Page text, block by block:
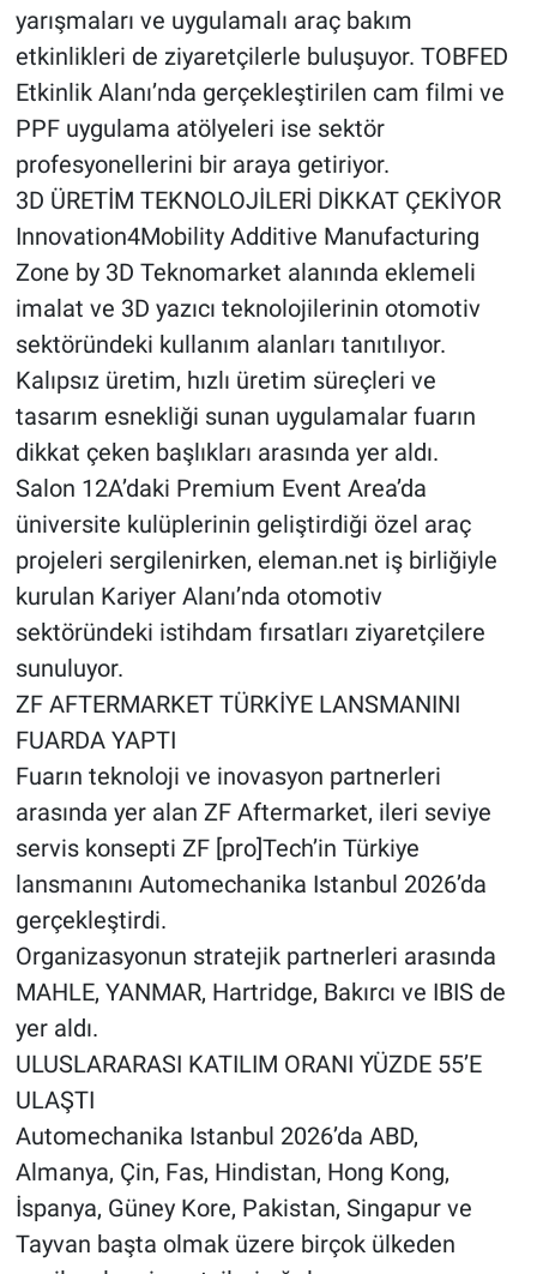
yarışmaları ve uygulamalı araç bakım
etkinlikleri de ziyaretçilerle buluşuyor. TOBFED
Etkinlik Alanı’nda gerçekleştirilen cam filmi ve
PPF uygulama atölyeleri ise sektör
profesyonellerini bir araya getiriyor.
3D ÜRETİM TEKNOLOJİLERİ DİKKAT ÇEKİYOR
Innovation4Mobility Additive Manufacturing
Zone by 3D Teknomarket alanında eklemeli
imalat ve 3D yazıcı teknolojilerinin otomotiv
sektöründeki kullanım alanları tanıtılıyor.
Kalıpsız üretim, hızlı üretim süreçleri ve
tasarım esnekliği sunan uygulamalar fuarın
dikkat çeken başlıkları arasında yer aldı.
Salon 12A’daki Premium Event Area’da
üniversite kulüplerinin geliştirdiği özel araç
projeleri sergilenirken, eleman.net iş birliğiyle
kurulan Kariyer Alanı’nda otomotiv
sektöründeki istihdam fırsatları ziyaretçilere
sunuluyor.
ZF AFTERMARKET TÜRKİYE LANSMANINI
FUARDA YAPTI
Fuarın teknoloji ve inovasyon partnerleri
arasında yer alan ZF Aftermarket, ileri seviye
servis konsepti ZF [pro]Tech’in Türkiye
lansmanını Automechanika Istanbul 2026’da
gerçekleştirdi.
Organizasyonun stratejik partnerleri arasında
MAHLE, YANMAR, Hartridge, Bakırcı ve IBIS de
yer aldı.
ULUSLARARASI KATILIM ORANI YÜZDE 55’E
ULAŞTI
Automechanika Istanbul 2026’da ABD,
Almanya, Çin, Fas, Hindistan, Hong Kong,
İspanya, Güney Kore, Pakistan, Singapur ve
Tayvan başta olmak üzere birçok ülkeden